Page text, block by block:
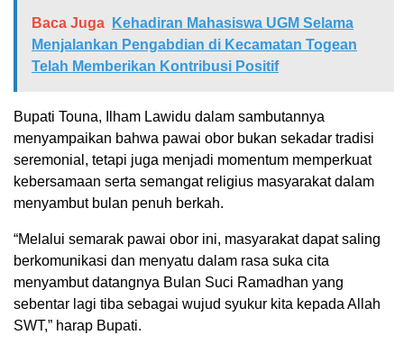
Baca Juga
Kehadiran Mahasiswa UGM Selama
Menjalankan Pengabdian di Kecamatan Togean
Telah Memberikan Kontribusi Positif
Bupati Touna, Ilham Lawidu dalam sambutannya
menyampaikan bahwa pawai obor bukan sekadar tradisi
seremonial, tetapi juga menjadi momentum memperkuat
kebersamaan serta semangat religius masyarakat dalam
menyambut bulan penuh berkah.
“Melalui semarak pawai obor ini, masyarakat dapat saling
berkomunikasi dan menyatu dalam rasa suka cita
menyambut datangnya Bulan Suci Ramadhan yang
sebentar lagi tiba sebagai wujud syukur kita kepada Allah
SWT,” harap Bupati.